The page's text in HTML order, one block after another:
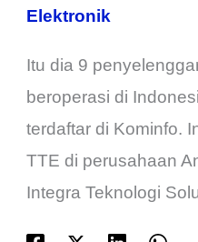
Elektronik
Itu dia 9
beroperasi di
terdaftar di Kominfo.
TTE di perusahaan
Integra Teknologi